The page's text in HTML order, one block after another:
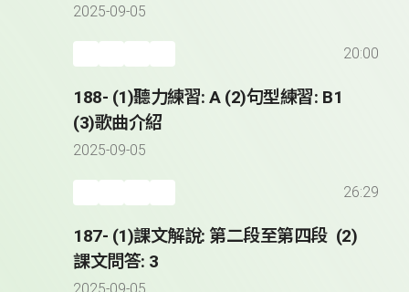
2025-09-05
20:00
188- (1)聽力練習: A (2)句型練習: B1
(3)歌曲介紹
2025-09-05
26:29
187- (1)課文解說: 第二段至第四段 (2)
課文問答: 3